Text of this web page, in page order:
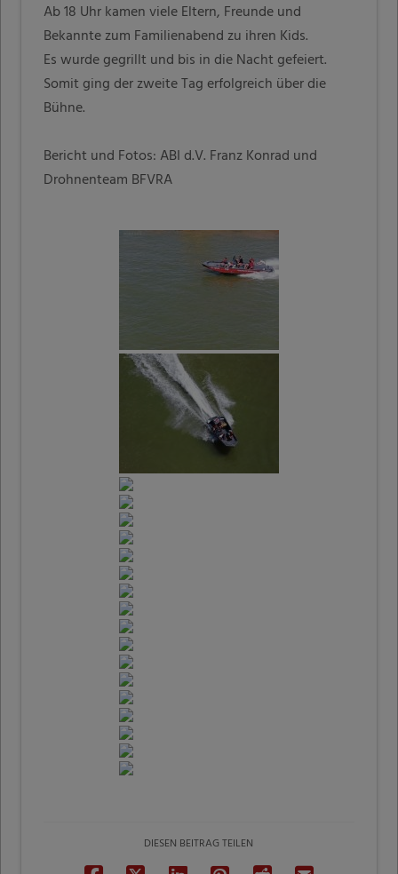
Ab 18 Uhr kamen viele Eltern, Freunde und
Bekannte zum Familienabend zu ihren Kids.
Es wurde gegrillt und bis in die Nacht gefeiert.
Somit ging der zweite Tag erfolgreich über die
Bühne.
Bericht und Fotos: ABI d.V. Franz Konrad und
Drohnenteam BFVRA
DIESEN BEITRAG TEILEN